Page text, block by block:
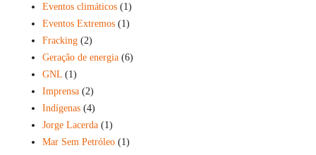
Eventos climáticos (1)
Eventos Extremos (1)
Fracking (2)
Geração de energia (6)
GNL (1)
Imprensa (2)
Indígenas (4)
Jorge Lacerda (1)
Mar Sem Petróleo (1)